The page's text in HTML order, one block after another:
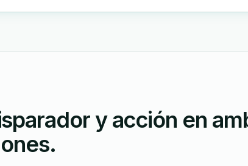
y acción en